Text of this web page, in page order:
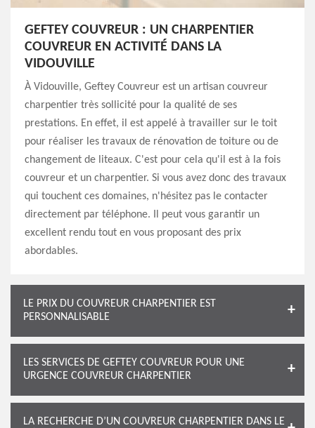
GEFTEY COUVREUR : UN CHARPENTIER
COUVREUR EN ACTIVITÉ DANS LA
VIDOUVILLE
À Vidouville, Geftey Couvreur est un artisan couvreur
charpentier très sollicité pour la qualité de ses
prestations. En effet, il est appelé à travailler sur le toit
pour réaliser les travaux de rénovation de toiture ou de
changement de liteaux. C'est pour cela qu'il est à la fois
couvreur et un charpentier. Si vous avez donc des travaux
qui touchent ces domaines, n'hésitez pas le contacter
directement par téléphone. Il peut vous garantir un
excellent rendu tout en vous proposant des prix
abordables.
LE PRIX DU COUVREUR CHARPENTIER EST
PERSONNALISABLE
LES SERVICES DE GEFTEY COUVREUR POUR UNE
URGENCE COUVREUR CHARPENTIER
LA RECHERCHE D’UN COUVREUR CHARPENTIER DANS LE